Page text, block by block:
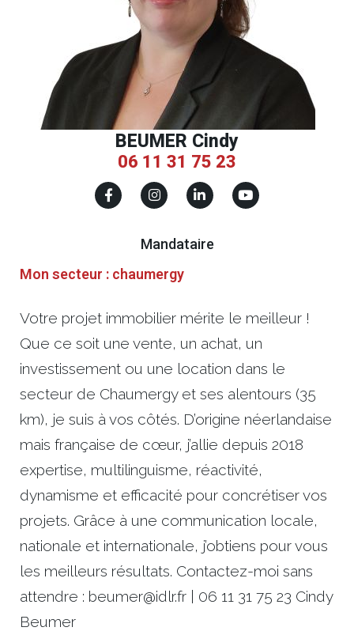
BEUMER Cindy
06 11 31 75 23
Mandataire
Mon secteur : chaumergy
Votre projet immobilier mérite le meilleur !
Que ce soit une vente, un achat, un
investissement ou une location dans le
secteur de Chaumergy et ses alentours (35
km), je suis à vos côtés. D’origine néerlandaise
mais française de cœur, j’allie depuis 2018
expertise, multilinguisme, réactivité,
dynamisme et efficacité pour concrétiser vos
projets. Grâce à une communication locale,
nationale et internationale, j’obtiens pour vous
les meilleurs résultats. Contactez-moi sans
attendre : beumer@idlr.fr | 06 11 31 75 23 Cindy
Beumer